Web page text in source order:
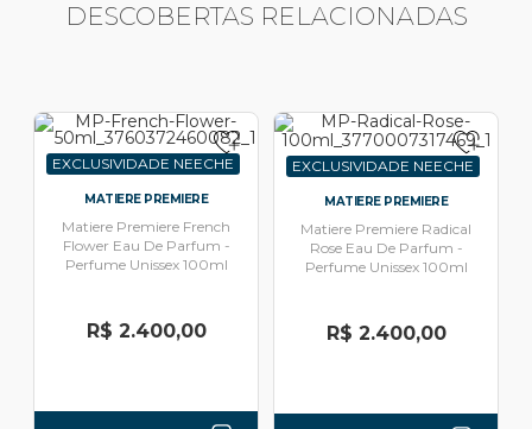
DESCOBERTAS RELACIONADAS
EXCLUSIVIDADE NEECHE
MATIERE PREMIERE
Matiere Premiere French
Flower Eau De Parfum -
Perfume Unissex 100ml
R$ 2.400,00
EXCLUSIVIDADE NEECHE
MATIERE PREMIERE
Matiere Premiere Radical
Rose Eau De Parfum -
Perfume Unissex 100ml
R$ 2.400,00